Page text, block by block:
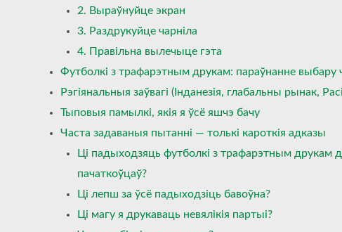
2. Выраўнуйце экран
3. Раздрукуйце чарніла
4. Правільна вылечыце гэта
Футболкі з трафарэтным друкам: параўнанне выбару
Рэгіянальныя заўвагі (Інданезія, глабальны рынак,
Тыповыя памылкі, якія я ўсё яшчэ бачу
Часта задаваныя пытанні — толькі кароткія адказы
Ці падыходзяць футболкі з трафарэтным друкам
пачаткоўцаў?
Ці лепш за ўсё падыходзіць бавоўна?
Ці магу я друкаваць невялікія партыі?